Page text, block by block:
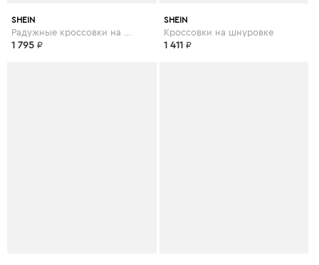
SHEIN
1 795 ₽
SHEIN
Кроссовки на шнуровке
1 411 ₽